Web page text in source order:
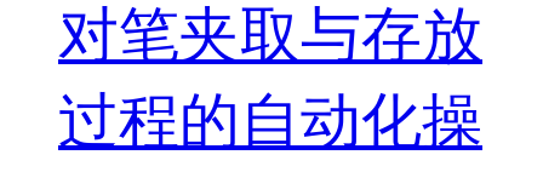
对笔夹取与存放
过程的自动化操